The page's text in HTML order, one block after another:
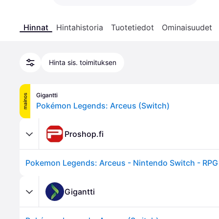
Hinnat Hintahistoria Tuotetiedot Ominaisuudet
Hinta sis. toimituksen
mainos Gigantti
Pokémon Legends: Arceus (Switch)
Proshop.fi
Pokemon Legends: Arceus - Nintendo Switch - RPG
Gigantti